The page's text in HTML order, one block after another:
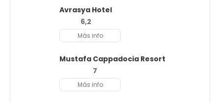
Avrasya Hotel
6,2
Más info
Mustafa Cappadocia Resort
7
Más info